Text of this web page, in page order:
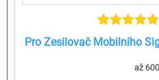
Pro Zesilovač Mobilního
až